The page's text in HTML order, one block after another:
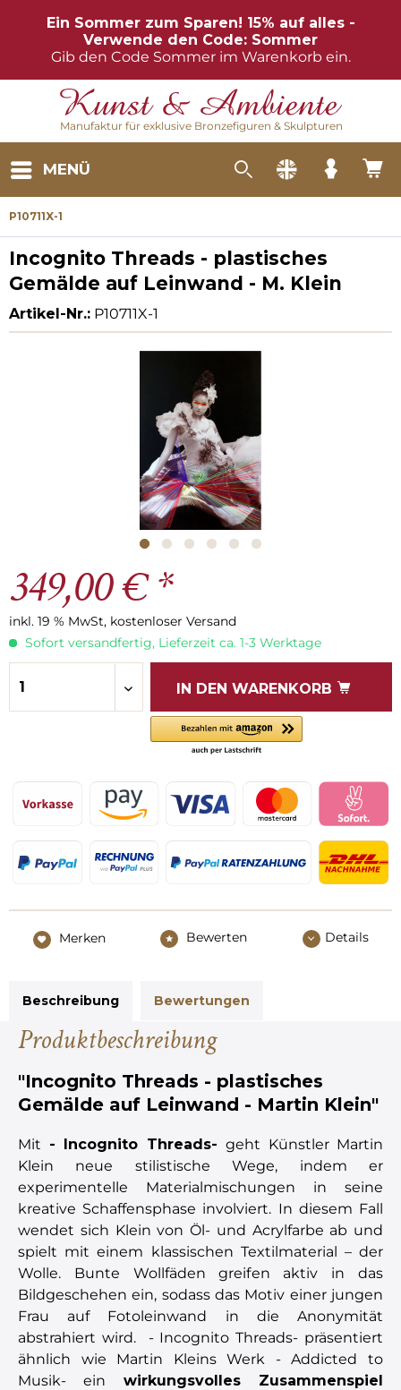
Ein Sommer zum Sparen! 15% auf alles -
Verwende den Code: Sommer
Gib den Code Sommer im Warenkorb ein.
Manufaktur für exklusive Bronzefiguren & Skulpturen
MENÜ
P10711X-1
Incognito Threads - plastisches
Gemälde auf Leinwand - M. Klein
Artikel-Nr.: P10711X-1
349,00 € *
inkl. 19 % MwSt, kostenloser Versand
Sofort versandfertig, Lieferzeit ca. 1-3 Werktage
IN DEN WARENKORB
Merken Bewerten Details
Beschreibung Bewertungen
Produktbeschreibung
"Incognito Threads - plastisches
Gemälde auf Leinwand - Martin Klein"
Mit - Incognito Threads- geht Künstler Martin
Klein neue stilistische Wege, indem er
experimentelle Materialmischungen in seine
kreative Schaffensphase involviert. In diesem Fall
wendet sich Klein von Öl- und Acrylfarbe ab und
spielt mit einem klassischen Textilmaterial – der
Wolle. Bunte Wollfäden greifen aktiv in das
Bildgeschehen ein, sodass das Motiv einer jungen
Frau auf Fotoleinwand in die Anonymität
abstrahiert wird. - Incognito Threads- präsentiert
ähnlich wie Martin Kleins Werk - Addicted to
Musik- ein wirkungsvolles Zusammenspiel